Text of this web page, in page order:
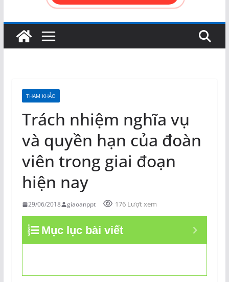
THAM KHẢO
Trách nhiệm nghĩa vụ
và quyền hạn của đoàn
viên trong giai đoạn
hiện nay
29/06/2018 giaoanppt 176 Lượt xem
Mục lục bài viết